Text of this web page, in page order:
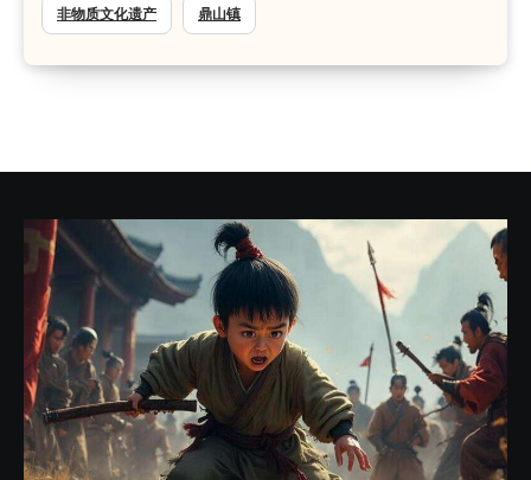
非物质文化遗产 鼎山镇